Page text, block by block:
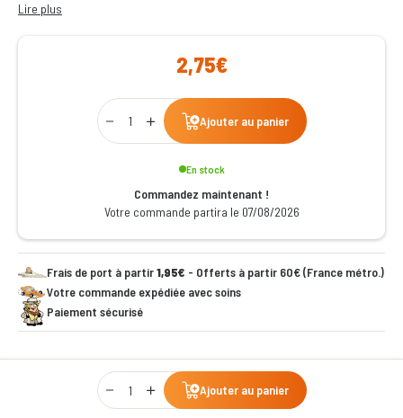
coup d'œil.
Lire plus
2,75€
Qty
Ajouter au panier
En stock
Commandez maintenant !
Votre commande partira le 07/08/2026
Frais de port à partir1,95€ - Offerts à partir 60€ (France métro.)
Votre commande expédiée avec soins
Paiement sécurisé
Qty
Ajouter au panier